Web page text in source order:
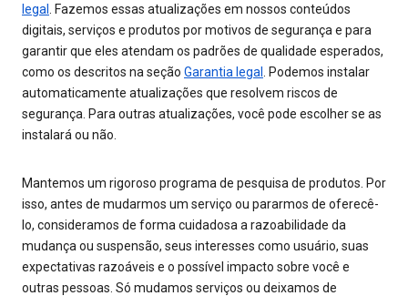
legal
. Fazemos essas atualizações em nossos conteúdos
digitais, serviços e produtos por motivos de segurança e para
garantir que eles atendam os padrões de qualidade esperados,
como os descritos na seção Garantia legal
. Podemos instalar
automaticamente atualizações que resolvem riscos de
segurança. Para outras atualizações, você pode escolher se as
instalará ou não.
Mantemos um rigoroso programa de pesquisa de produtos. Por
isso, antes de mudarmos um serviço ou pararmos de oferecê-
lo, consideramos de forma cuidadosa a razoabilidade da
mudança ou suspensão, seus interesses como usuário, suas
expectativas razoáveis e o possível impacto sobre você e
outras pessoas. Só mudamos serviços ou deixamos de